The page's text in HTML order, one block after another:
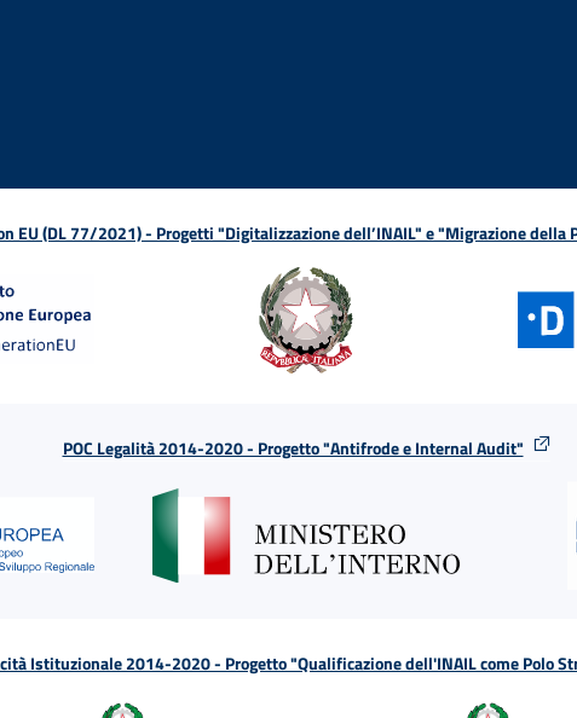
EU (DL 77/2021) - Progetti "Digitalizzazione dell’INAIL" e "Migrazione della
POC Legalità 2014-2020 - Progetto "Antifrode e Internal Audit"
Istituzionale 2014-2020 - Progetto "Qualificazione dell'INAIL come Polo